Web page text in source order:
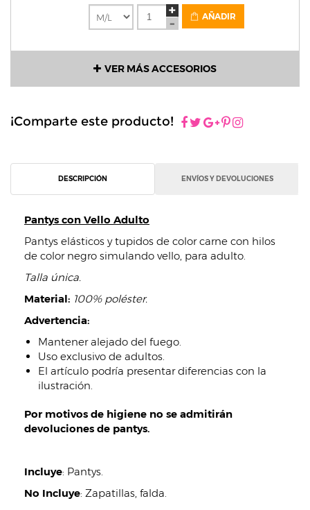
AÑADIR
VER MÁS ACCESORIOS
¡Comparte este producto!
DESCRIPCIÓN ENVÍOS Y DEVOLUCIONES
Pantys con Vello Adulto
Pantys elásticos y tupidos de color carne con hilos
de color negro simulando vello, para adulto.
Talla única.
Material: 100% poléster.
Advertencia:
Mantener alejado del fuego.
Uso exclusivo de adultos.
El artículo podría presentar diferencias con la
ilustración.
Por motivos de higiene no se admitirán
devoluciones de pantys.
Incluye: Pantys.
No Incluye: Zapatillas, falda.